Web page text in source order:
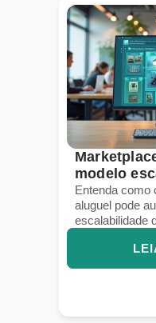
modelo
commerces
Entenda como
aluguel pode
escalabilidade